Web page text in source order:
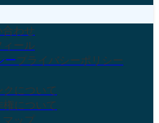
合わせ
ィール
ープライバシーポリシー
クについて
権について
ップ